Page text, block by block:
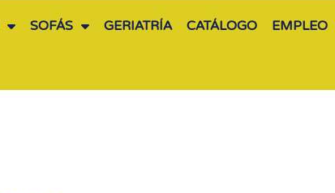
SOFÁS GERIATRÍA CATÁLOGO EMPLEO